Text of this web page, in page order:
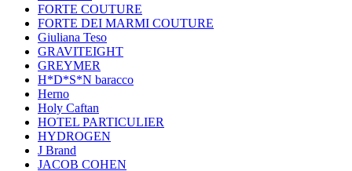
FORTE COUTURE
FORTE DEI MARMI COUTURE
Giuliana Teso
GRAVITEIGHT
GREYMER
H*D*S*N baracco
Herno
Holy Caftan
HOTEL PARTICULIER
HYDROGEN
J Brand
JACOB COHEN